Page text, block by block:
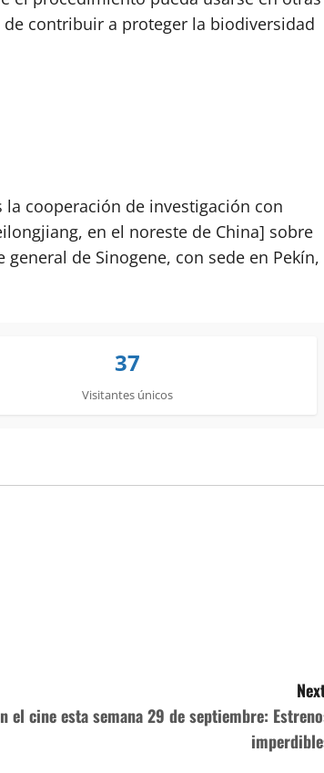
contribuir a proteger la biodiversidad
cooperación de investigación con
en el noreste de China] sobre
de Sinogene, con sede en Pekín,
37
Visitantes únicos
el cine esta semana 29 de septiembre: